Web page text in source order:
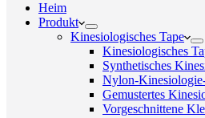
Heim
Produkt
Kinesiologisches Tape
Kinesiologisches
Synthetisches
Nylon-
Gemustertes
Vorgeschnittene